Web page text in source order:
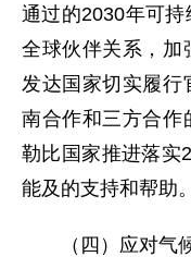
通过的2030年可
全球伙伴关系，加
发达国家切实履行
南合作和三方合作
勒比国家推进落实
能及的支持和帮助。
（四）应对气